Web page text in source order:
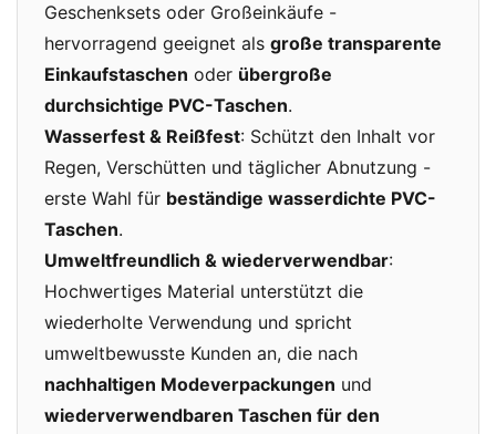
Geschenksets oder Großeinkäufe -
hervorragend geeignet als große transparente
Einkaufstaschen oder übergroße
durchsichtige PVC-Taschen.
Wasserfest & Reißfest: Schützt den Inhalt vor
Regen, Verschütten und täglicher Abnutzung -
erste Wahl für beständige wasserdichte PVC-
Taschen.
Umweltfreundlich & wiederverwendbar:
Hochwertiges Material unterstützt die
wiederholte Verwendung und spricht
umweltbewusste Kunden an, die nach
nachhaltigen Modeverpackungen und
wiederverwendbaren Taschen für den